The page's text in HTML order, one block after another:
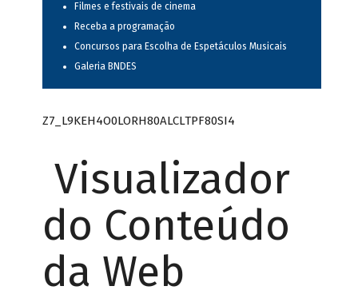
Filmes e festivais de cinema
Receba a programação
Concursos para Escolha de Espetáculos Musicais
Galeria BNDES
Z7_L9KEH4O0LORH80ALCLTPF80SI4
Visualizador
do Conteúdo
da Web